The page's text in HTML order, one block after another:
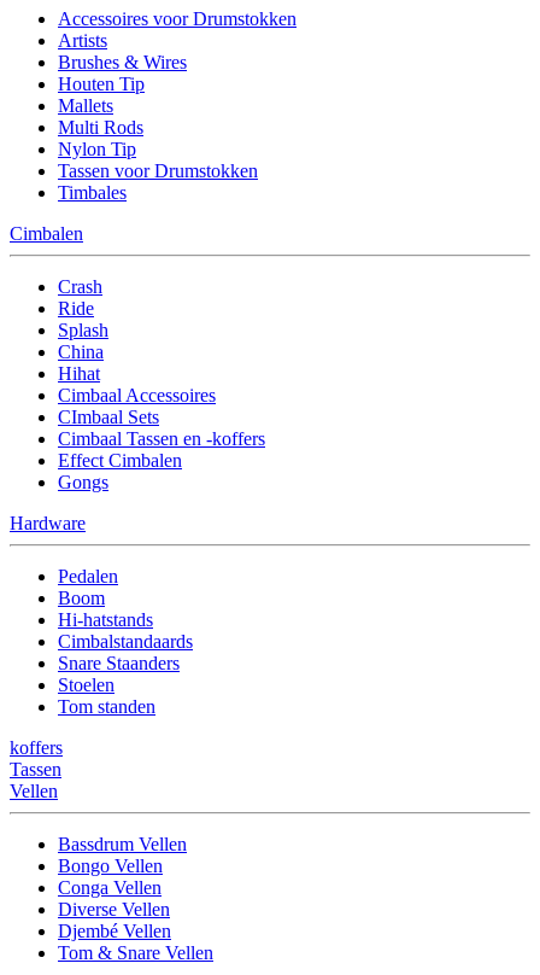
Accessoires voor Drumstokken
Artists
Brushes & Wires
Houten Tip
Mallets
Multi Rods
Nylon Tip
Tassen voor Drumstokken
Timbales
Cimbalen
Crash
Ride
Splash
China
Hihat
Cimbaal Accessoires
CImbaal Sets
Cimbaal Tassen en -koffers
Effect Cimbalen
Gongs
Hardware
Pedalen
Boom
Hi-hatstands
Cimbalstandaards
Snare Staanders
Stoelen
Tom standen
koffers
Tassen
Vellen
Bassdrum Vellen
Bongo Vellen
Conga Vellen
Diverse Vellen
Djembé Vellen
Tom & Snare Vellen